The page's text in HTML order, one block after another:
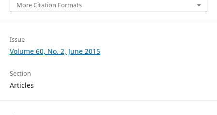
More Citation Formats
Issue
Volume 60, No. 2, June 2015
Section
Articles